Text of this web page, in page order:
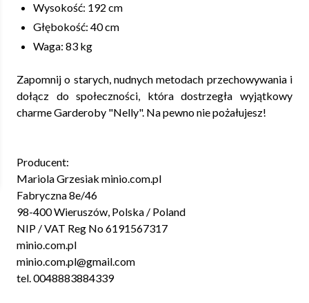
Wysokość: 192 cm
Głębokość: 40 cm
Waga: 83 kg
Zapomnij o starych, nudnych metodach przechowywania i
dołącz do społeczności, która dostrzegła wyjątkowy
charme Garderoby "Nelly". Na pewno nie pożałujesz!
Producent:
Mariola Grzesiak minio.com.pl
Fabryczna 8e/46
98-400 Wieruszów, Polska / Poland
NIP / VAT Reg No 6191567317
minio.com.pl
minio.com.pl@gmail.com
tel. 0048883884339